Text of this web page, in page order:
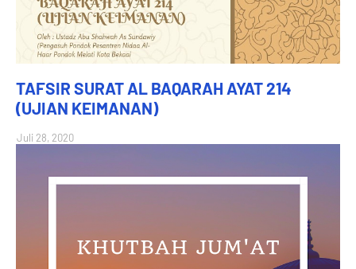
TAFSIR SURAT AL BAQARAH AYAT 214
(UJIAN KEIMANAN)
Juli 28, 2020